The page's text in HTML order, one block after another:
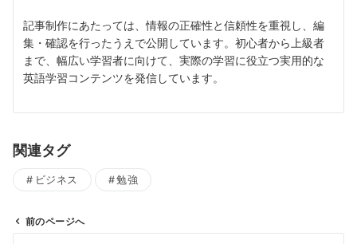
記事制作にあたっては、情報の正確性と信頼性を重視し、編
集・確認を行ったうえで公開しています。初心者から上級者
まで、幅広い学習者に向けて、実際の学習に役立つ実用的な
英語学習コンテンツを発信しています。
関連タグ
ビジネス 勉強
前のページへ